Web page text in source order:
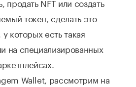
токен, сделать это
которых есть такая
на специализированных
Wallet, рассмотрим на